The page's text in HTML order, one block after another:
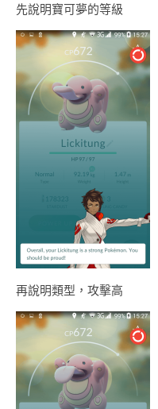
先說明寶可夢的等級
再說明類型，攻擊高